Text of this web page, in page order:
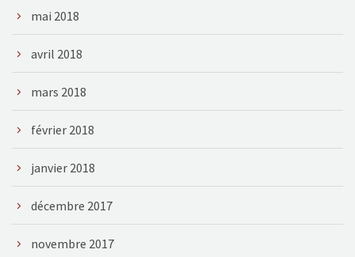
mai 2018
avril 2018
mars 2018
février 2018
janvier 2018
décembre 2017
novembre 2017